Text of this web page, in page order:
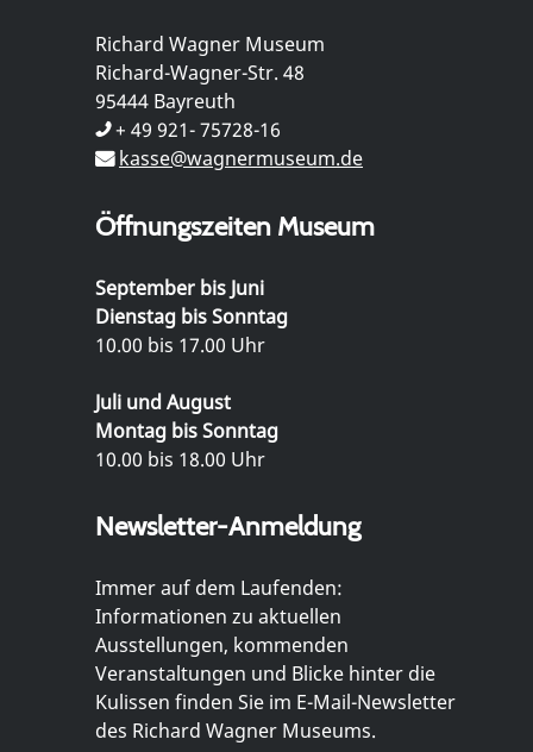
Richard Wagner Museum
Richard-Wagner-Str. 48
95444 Bayreuth
+ 49 921- 75728-16
kasse@wagnermuseum.de
Öffnungszeiten Museum
September bis Juni
Dienstag bis Sonntag
10.00 bis 17.00 Uhr
Juli und August
Montag bis Sonntag
10.00 bis 18.00 Uhr
Newsletter-Anmeldung
Immer auf dem Laufenden:
Informationen zu aktuellen
Ausstellungen, kommenden
Veranstaltungen und Blicke hinter die
Kulissen finden Sie im E-Mail-Newsletter
des Richard Wagner Museums.